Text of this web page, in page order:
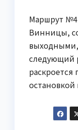
Маршрут №4
Винницы,
выходными,
следующий
остановкой